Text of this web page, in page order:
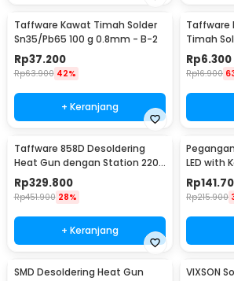
Taffware Kawat Timah Solder
Sn35/Pb65 100 g 0.8mm - B-2
Rp37.200
Rp63.900 42%
+ Keranjang
Taffware
Timah
- CP-2015
Rp6.300
Rp16.900
Taffware 858D Desoldering
Heat Gun dengan Station 220V
750W
Rp329.800
Rp451.900 28%
+ Keranjang
LED with
Magnifier
Rp
Rp215.900
SMD Desoldering Heat Gun
VIXSON